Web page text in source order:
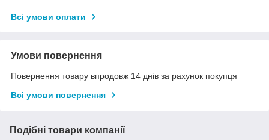
Всі умови оплати
Умови повернення
Повернення товару впродовж 14 днів за рахунок покупця
Всі умови повернення
Подібні товари компанії